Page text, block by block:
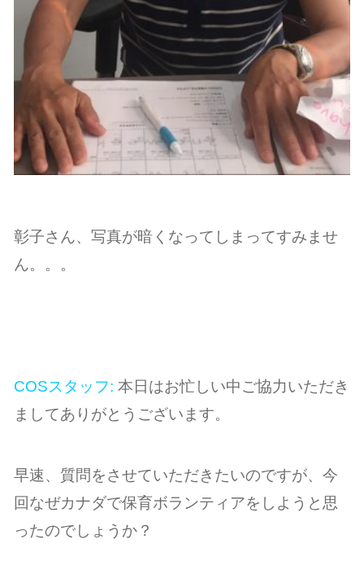
彰子さん、写真が暗くなってしまってすみませ
ん。。。
COSスタッフ: 本日はお忙しい中ご協力いただき
ましてありがとうございます。
早速、質問をさせていただきたいのですが、今
回なぜカナダで保育ボランティアをしようと思
ったのでしょうか？